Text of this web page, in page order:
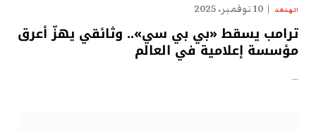
الهدهد 10 نوفمبر، 2025
ترامب يسقط «بي بي سي».. وثائقي يهزّ أعرق
مؤسسة إعلامية في العالم
…